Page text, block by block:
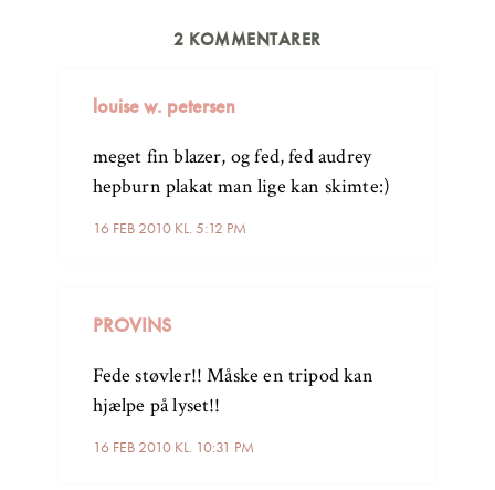
2 KOMMENTARER
louise w. petersen
16 FEB 2010 KL. 5:12 PM
meget fin blazer, og fed, fed audrey
hepburn plakat man lige kan skimte:)
PROVINS
16 FEB 2010 KL. 10:31 PM
Fede støvler!! Måske en tripod kan
hjælpe på lyset!!